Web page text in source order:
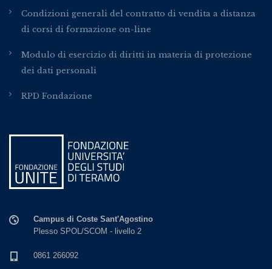
Condizioni generali del contratto di vendita a distanza
di corsi di formazione on-line
Modulo di esercizio di diritti in materia di protezione
dei dati personali
RPD Fondazione
Campus di Coste Sant'Agostino
Plesso SPOL/SCOM - livello 2
0861 266092